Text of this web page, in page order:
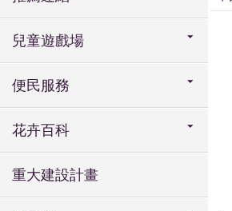
兒童遊戲場
便民服務
花卉百科
重大建設計畫